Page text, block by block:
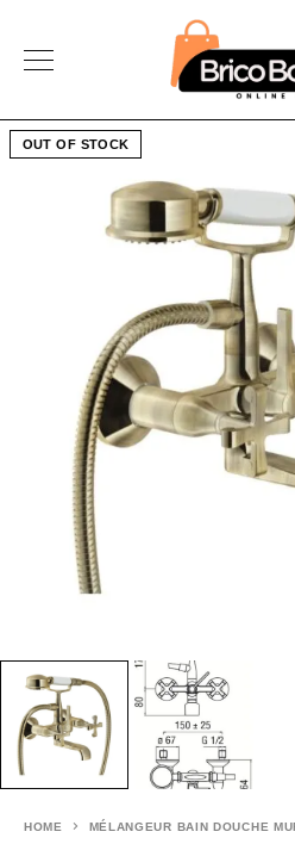
OUT OF STOCK
HOME MÉLANGEUR BAIN DOUCHE